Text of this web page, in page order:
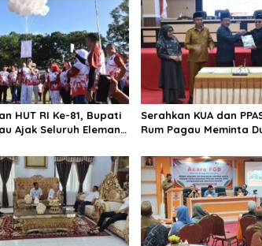
HUT RI Ke-81, Bupati
Ajak Seluruh Eleman
Serahkan KUA dan
Rum Pagau Meminta